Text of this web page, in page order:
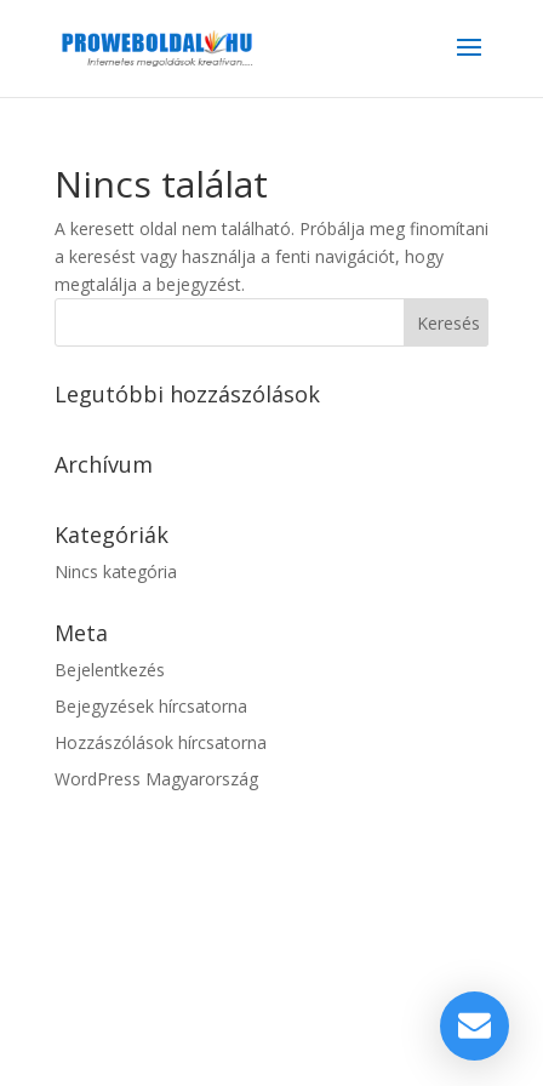
Nincs találat
A keresett oldal nem található. Próbálja meg finomítani
a keresést vagy használja a fenti navigációt, hogy
megtalálja a bejegyzést.
Legutóbbi hozzászólások
Archívum
Kategóriák
Nincs kategória
Meta
Bejelentkezés
Bejegyzések hírcsatorna
Hozzászólások hírcsatorna
WordPress Magyarország